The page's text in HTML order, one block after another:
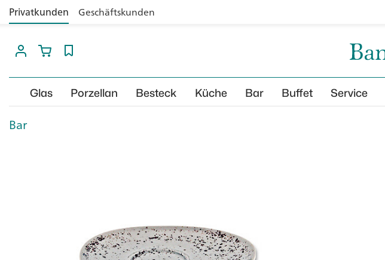
Privatkunden Geschäftskunden
Glas Porzellan Besteck Küche Bar Buffet Service
Bar